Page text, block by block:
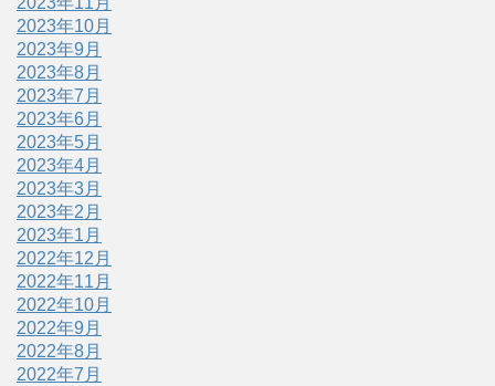
2023年10月
2023年9月
2023年8月
2023年7月
2023年6月
2023年5月
2023年4月
2023年3月
2023年2月
2023年1月
2022年12月
2022年11月
2022年10月
2022年9月
2022年8月
2022年7月